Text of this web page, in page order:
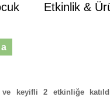
Etkinlik &
keyifli 2 etkinliğe